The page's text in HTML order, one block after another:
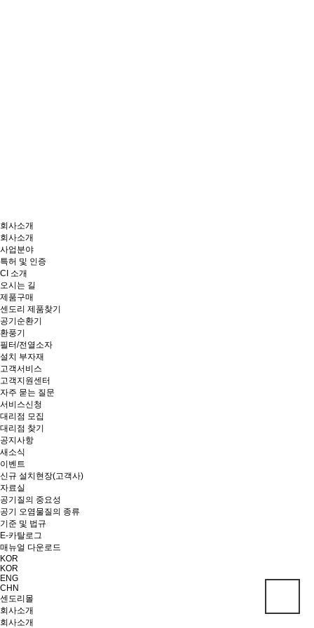
회사소개
회사소개
사업분야
특허 및 인증
CI 소개
오시는 길
제품구매
센도리 제품찾기
공기순환기
환풍기
필터/전열소자
설치 부자재
고객서비스
고객지원센터
자주 묻는 질문
서비스신청
대리점 모집
대리점 찾기
공지사항
새소식
이벤트
신규 설치현장(고객사)
자료실
공기질의 중요성
공기 오염물질의 종류
기준 및 법규
E-카탈로그
매뉴얼 다운로드
KOR
KOR
ENG
CHN
센도리몰
회사소개
회사소개